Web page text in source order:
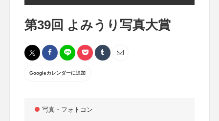
第39回 よみうり写真大賞
Googleカレンダーに追加
写真・フォトコン